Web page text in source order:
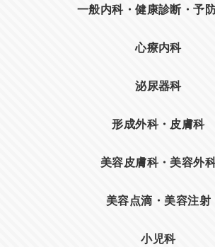
一般内科・健康診断・予
心療内科
泌尿器科
形成外科・皮膚科
美容皮膚科・美容外
美容点滴・美容注射
小児科